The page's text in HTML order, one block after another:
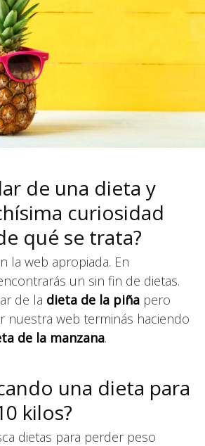
de una dieta y
curiosidad
qué se trata?
la web apropiada. En
un sin fin de dietas.
de la dieta de la piña pero
nuestra web terminás haciendo
de la manzana.
una dieta para
kilos?
dietas para perder peso